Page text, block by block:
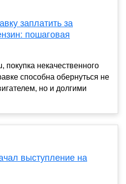
заплатить за
пошаговая
некачественного
способна обернуться не
но и долгими
выступление на